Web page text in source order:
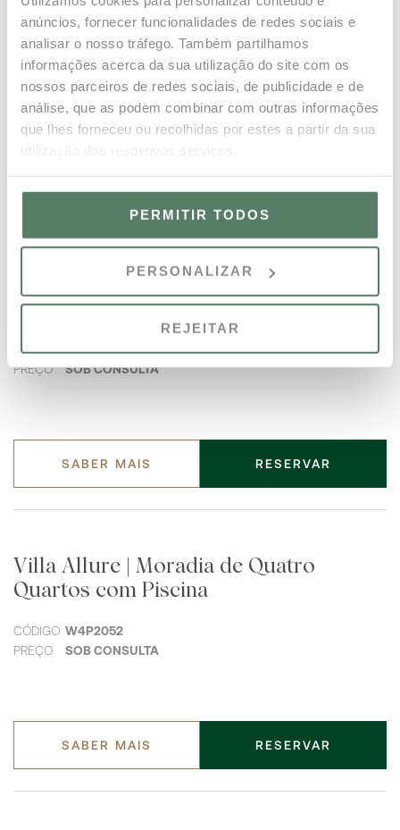
anúncios, fornecer funcionalidades de redes sociais e
analisar o nosso tráfego. Também partilhamos
informações acerca da sua utilização do site com os
nossos parceiros de redes sociais, de publicidade e de
análise, que as podem combinar com outras informações
que lhes forneceu ou recolhidas por estes a partir da sua
PERMITIR TODOS
PERSONALIZAR
REJEITAR
Quartos com Piscina
CÓDIGO WV5P2050
PREÇO
SOB CONSULTA
SABER MAIS RESERVAR
Villa Elouise | Quatro Quartos com
Piscina
CÓDIGO WV4P025A
PREÇO
SOB CONSULTA
SABER MAIS RESERVAR
Villa Allure | Moradia de Quatro
Quartos com Piscina
CÓDIGO W4P2052
PREÇO
SOB CONSULTA
SABER MAIS RESERVAR